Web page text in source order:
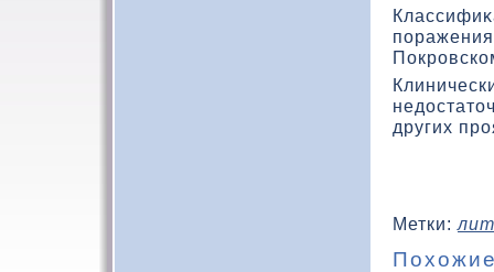
других
Метки: